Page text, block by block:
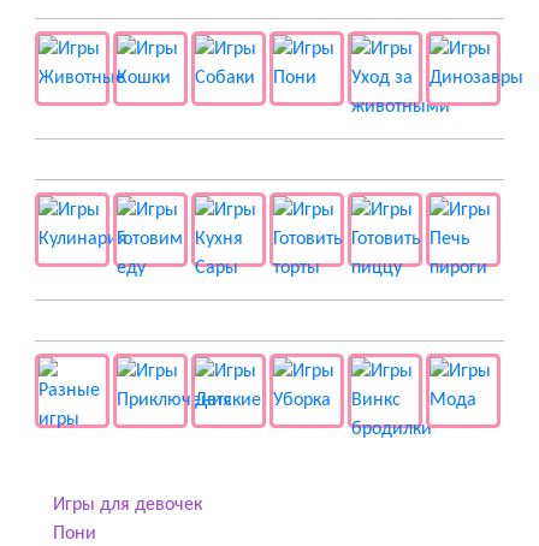
Игры для девочек
Пони